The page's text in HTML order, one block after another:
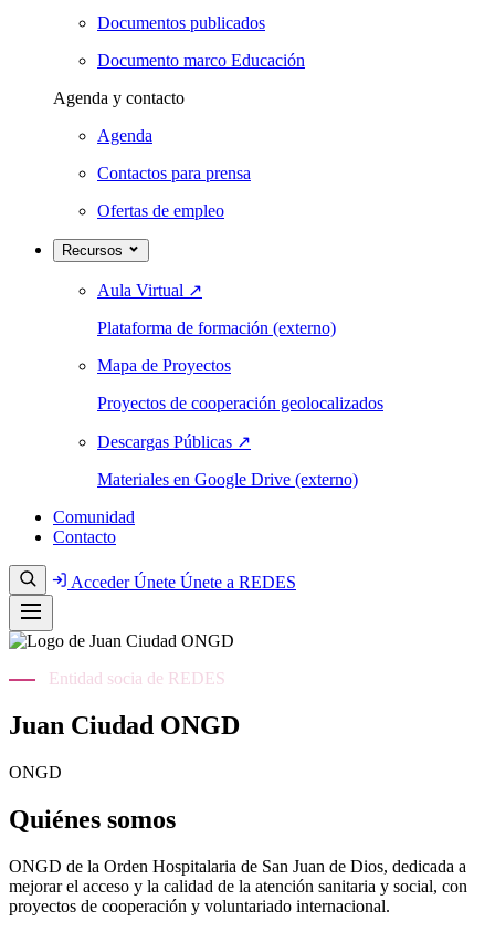
Documentos publicados
Documento marco Educación
Agenda y contacto
Agenda
Contactos para prensa
Ofertas de empleo
Recursos
Aula Virtual ↗
Plataforma de formación (externo)
Mapa de Proyectos
Proyectos de cooperación geolocalizados
Descargas Públicas ↗
Materiales en Google Drive (externo)
Comunidad
Contacto
AccederÚnete Únete a REDES
Entidad socia de REDES
Juan Ciudad ONGD
ONGD
Quiénes somos
ONGD de la Orden Hospitalaria de San Juan de Dios, dedicada a
mejorar el acceso y la calidad de la atención sanitaria y social, con
proyectos de cooperación y voluntariado internacional.